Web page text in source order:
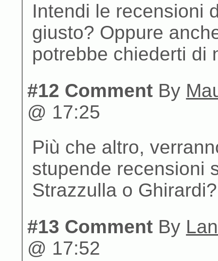
Intendi le recensioni
giusto? Oppure
potrebbe chiederti di
#12 Comment By
@ 17:25
Più che altro,
stupende recensioni
Strazzulla o Ghirardi?
#13 Comment By
@ 17:52